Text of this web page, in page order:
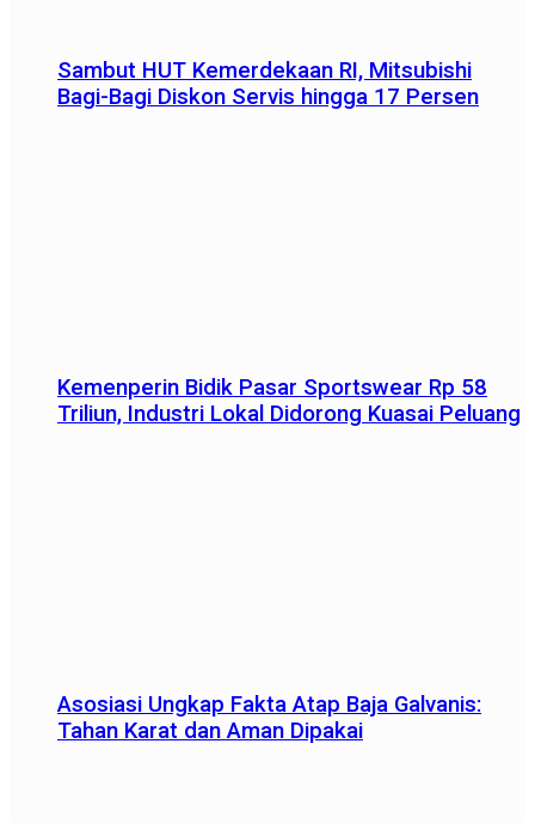
Sambut HUT Kemerdekaan RI, Mitsubishi
Bagi-Bagi Diskon Servis hingga 17 Persen
Kemenperin Bidik Pasar Sportswear Rp 58
Triliun, Industri Lokal Didorong Kuasai Peluang
Asosiasi Ungkap Fakta Atap Baja Galvanis:
Tahan Karat dan Aman Dipakai